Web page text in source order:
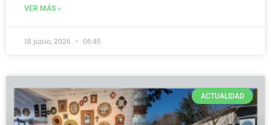
VER MÁS »
18 junio, 2026 06:45
ACTUALIDAD